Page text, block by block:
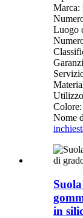
Marca:
Luogo
Nome
in